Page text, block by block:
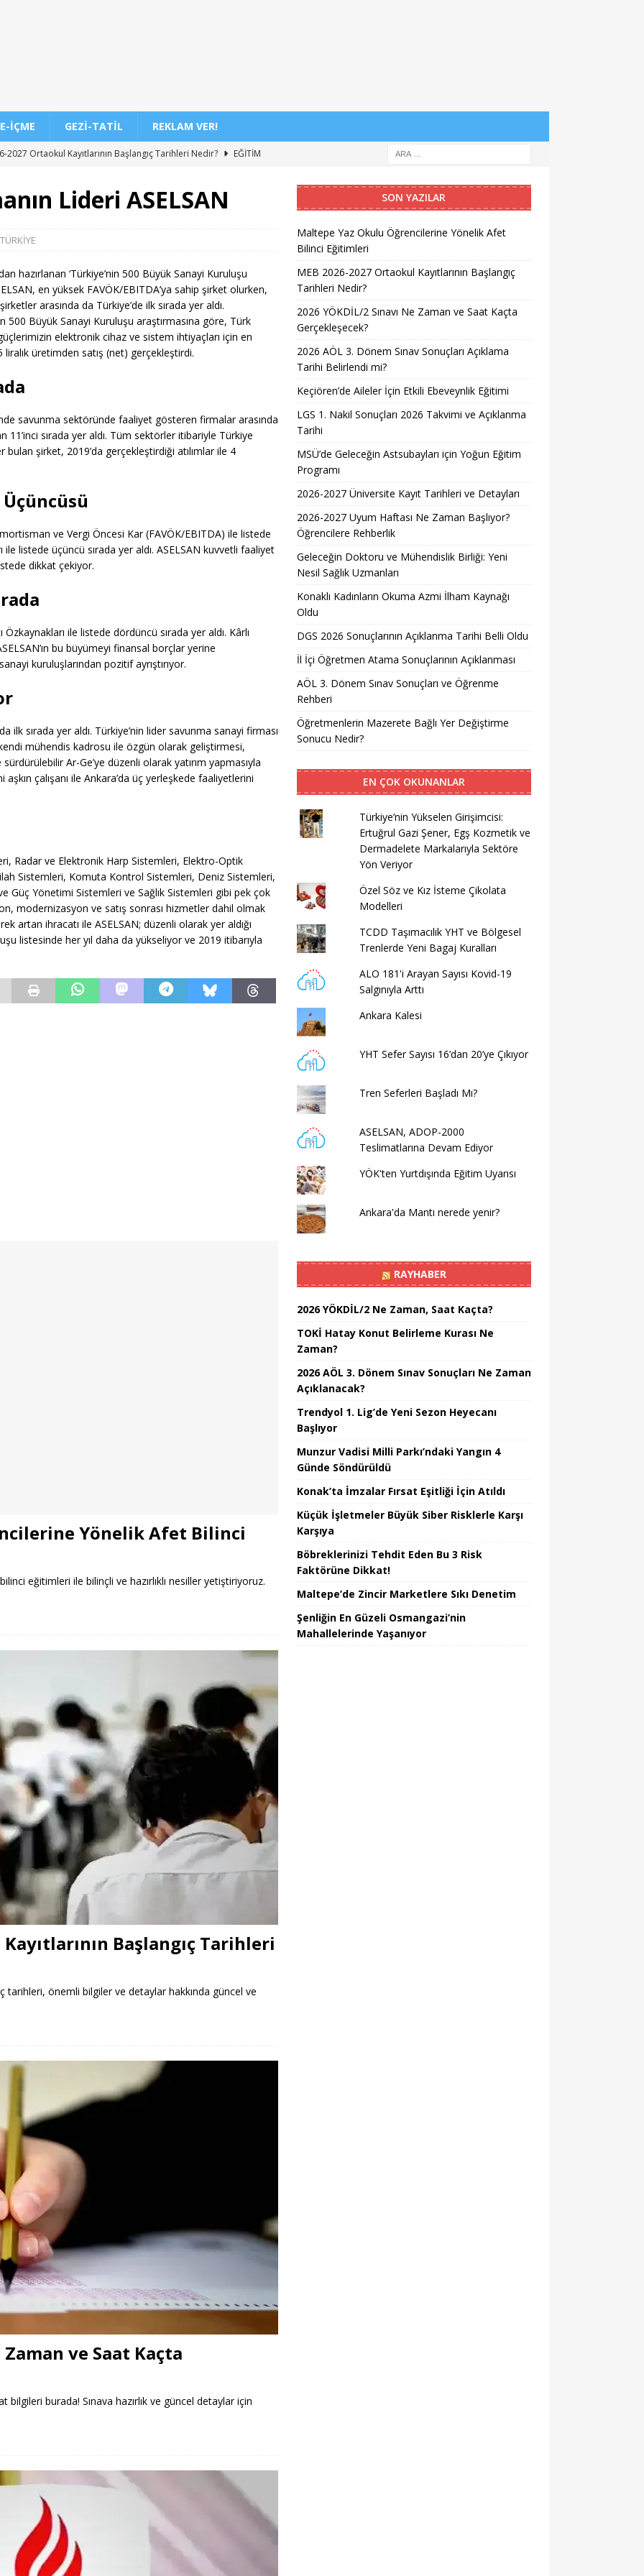
İÇME GEZI-TATIL REKLAM VER!
2027 Ortaokul Kayıtlarının Başlangıç Tarihleri Nedir?
EĞITIM
3. Dönem Sınav Sonuçları Açıklama Tarihi Belirlendi mi?
Sonuçları 2026 Takvimi ve Açıklanma Tarihi
EĞITIM
Astsubayları için Yoğun Eğitim Programı
EĞITIM
Üniversite Kayıt Tarihleri ve Detayları
EĞITIM
Uyum Haftası Ne Zaman Başlıyor? Öğrencilere Rehberlik
Okuma Azmi İlham Kaynağı Oldu
EĞITIM
Atama Sonuçlarının Açıklanması
Mazerete Bağlı Yer Değiştirme Sonucu Nedir?
EĞITIM
Okulu Öğrencilerine Yönelik Afet Bilinci Eğitimleri
Lideri ASELSAN
TÜRKİYE
hazırlanan ‘Türkiye’nin 500 Büyük Sanayi Kuruluşu
en yüksek FAVÖK/EBITDA’ya sahip şirket olurken,
arasında da Türkiye’de ilk sırada yer aldı.
500 Büyük Sanayi Kuruluşu araştırmasına göre, Türk
elektronik cihaz ve sistem ihtiyaçları için en
üretimden satış (net) gerçekleştirdi.
savunma sektöründe faaliyet gösteren firmalar arasında
11’inci sırada yer aldı. Tüm sektörler itibariyle Türkiye
bulan şirket, 2019’da gerçekleştirdiği atılımlar ile 4
ve Vergi Öncesi Kar (FAVÖK/EBITDA) ile listede
ile listede üçüncü sırada yer aldı. ASELSAN kuvvetli faaliyet
dikkat çekiyor.
ile listede dördüncü sırada yer aldı. Kârlı
bu büyümeyi finansal borçlar yerine
kuruluşlarından pozitif ayrıştırıyor.
ilk sırada yer aldı. Türkiye’nin lider savunma sanayi firması
mühendis kadrosu ile özgün olarak geliştirmesi,
Ar-Ge’ye düzenli olarak yatırım yapmasıyla
çalışanı ile Ankara’da üç yerleşkede faaliyetlerini
Radar ve Elektronik Harp Sistemleri, Elektro-Optik
Sistemleri, Komuta Kontrol Sistemleri, Deniz Sistemleri,
Güç Yönetimi Sistemleri ve Sağlık Sistemleri gibi pek çok
modernizasyon ve satış sonrası hizmetler dahil olmak
artan ihracatı ile ASELSAN; düzenli olarak yer aldığı
listesinde her yıl daha da yükseliyor ve 2019 itibarıyla
Yönelik Afet Bilinci
eğitimleri ile bilinçli ve hazırlıklı nesiller yetiştiriyoruz.
Başlangıç Tarihleri
tarihleri, önemli bilgiler ve detaylar hakkında güncel ve
Zaman ve Saat Kaçta
bilgileri burada! Sınava hazırlık ve güncel detaylar için
SON YAZILAR
Maltepe Yaz Okulu Öğrencilerine Yönelik Afet
Bilinci Eğitimleri
MEB 2026-2027 Ortaokul Kayıtlarının Başlangıç
Tarihleri Nedir?
2026 YÖKDİL/2 Sınavı Ne Zaman ve Saat Kaçta
Gerçekleşecek?
2026 AÖL 3. Dönem Sınav Sonuçları Açıklama
Tarihi Belirlendi mi?
Keçiören’de Aileler İçin Etkili Ebeveynlik Eğitimi
LGS 1. Nakil Sonuçları 2026 Takvimi ve Açıklanma
Tarihi
MSÜ’de Geleceğin Astsubayları için Yoğun Eğitim
Programı
2026-2027 Üniversite Kayıt Tarihleri ve Detayları
2026-2027 Uyum Haftası Ne Zaman Başlıyor?
Öğrencilere Rehberlik
Geleceğin Doktoru ve Mühendislik Birliği: Yeni
Nesil Sağlık Uzmanları
Konaklı Kadınların Okuma Azmi İlham Kaynağı
Oldu
DGS 2026 Sonuçlarının Açıklanma Tarihi Belli Oldu
İl İçi Öğretmen Atama Sonuçlarının Açıklanması
AÖL 3. Dönem Sınav Sonuçları ve Öğrenme
Rehberi
Öğretmenlerin Mazerete Bağlı Yer Değiştirme
Sonucu Nedir?
EN ÇOK OKUNANLAR
Türkiye’nin Yükselen Girişimcisi:
Ertuğrul Gazi Şener, Egş Kozmetik ve
Dermadelete Markalarıyla Sektöre
Yön Veriyor
Özel Söz ve Kız İsteme Çikolata
Modelleri
TCDD Taşımacılık YHT ve Bölgesel
Trenlerde Yeni Bagaj Kuralları
ALO 181'i Arayan Sayısı Kovid-19
Salgınıyla Arttı
Ankara Kalesi
YHT Sefer Sayısı 16’dan 20’ye Çıkıyor
Tren Seferleri Başladı Mı?
ASELSAN, ADOP-2000
Teslimatlarına Devam Ediyor
YÖK'ten Yurtdışında Eğitim Uyarısı
Ankara'da Mantı nerede yenir?
RAYHABER
2026 YÖKDİL/2 Ne Zaman, Saat Kaçta?
TOKİ Hatay Konut Belirleme Kurası Ne
Zaman?
2026 AÖL 3. Dönem Sınav Sonuçları Ne Zaman
Açıklanacak?
Trendyol 1. Lig’de Yeni Sezon Heyecanı
Başlıyor
Munzur Vadisi Milli Parkı’ndaki Yangın 4
Günde Söndürüldü
Konak’ta İmzalar Fırsat Eşitliği İçin Atıldı
Küçük İşletmeler Büyük Siber Risklerle Karşı
Karşıya
Böbreklerinizi Tehdit Eden Bu 3 Risk
Faktörüne Dikkat!
Maltepe’de Zincir Marketlere Sıkı Denetim
Şenliğin En Güzeli Osmangazi’nin
Mahallelerinde Yaşanıyor